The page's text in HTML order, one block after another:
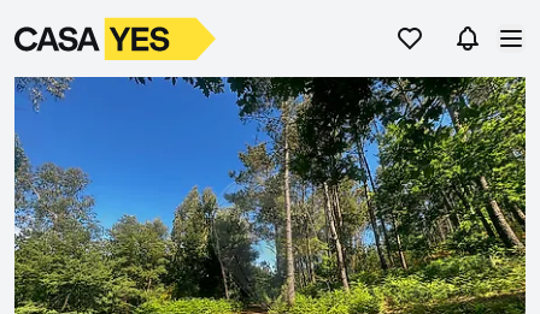
Ir para osIr para
LogoIr para a homepage